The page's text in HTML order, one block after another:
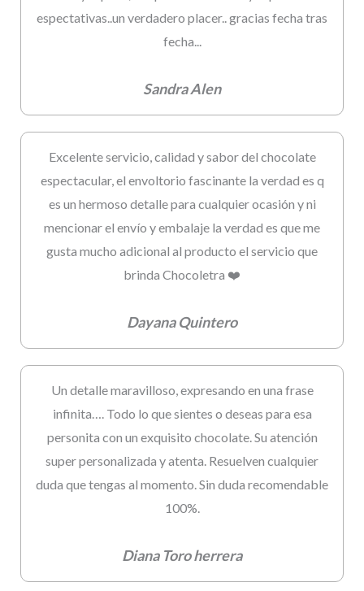
espectativas..un verdadero placer.. gracias fecha tras
fecha...
Sandra Alen
Excelente servicio, calidad y sabor del chocolate
espectacular, el envoltorio fascinante la verdad es q
es un hermoso detalle para cualquier ocasión y ni
mencionar el envío y embalaje la verdad es que me
gusta mucho adicional al producto el servicio que
brinda Chocoletra ❤️
Dayana Quintero
Un detalle maravilloso, expresando en una frase
infinita…. Todo lo que sientes o deseas para esa
personita con un exquisito chocolate. Su atención
super personalizada y atenta. Resuelven cualquier
duda que tengas al momento. Sin duda recomendable
100%.
Diana Toro herrera